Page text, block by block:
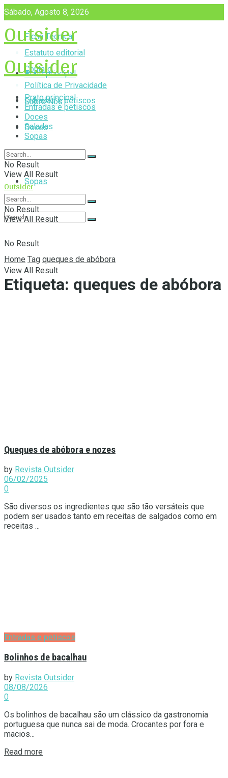
Sábado, Agosto 8, 2026
Ficha Técnica
Estatuto editorial
Contato
Política de Privacidade
Sobre Nós
Outsider
Prato principal
Entradas e petiscos
Doces
Saladas
Sopas
No Result
View All Result
Outsider
Prato principal
Entradas e petiscos
Doces
Saladas
Sopas
No Result
View All Result
Outsider
No Result
View All Result
Home Tag queques de abóbora
Etiqueta: queques de abóbora
Queques de abóbora e nozes
by Revista Outsider
06/02/2025
0
São diversos os ingredientes que são tão versáteis que
podem ser usados tanto em receitas de salgados como em
receitas ...
Entradas e petiscos
Bolinhos de bacalhau
by Revista Outsider
08/08/2026
0
Os bolinhos de bacalhau são um clássico da gastronomia
portuguesa que nunca sai de moda. Crocantes por fora e
macios...
Read more